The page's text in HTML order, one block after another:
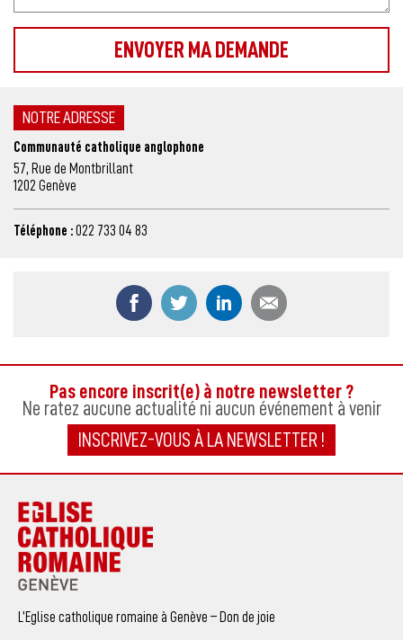
NOTRE ADRESSE
Communauté catholique anglophone
57, Rue de Montbrillant
1202 Genève
Téléphone :022 733 04 83
Partager ce contenu sur Facebook
Partager ce contenu sur Twitter
Partager ce contenu
Pas encore inscrit(e) à notre newsletter ?
Ne ratez aucune actualité ni aucun événement à venir
INSCRIVEZ-VOUS À LA NEWSLETTER !
L’Eglise catholique romaine à Genève – Don de joie